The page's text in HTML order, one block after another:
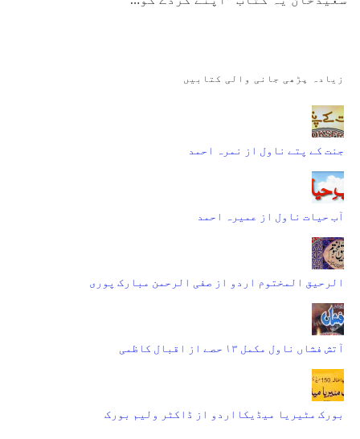
زیادہ پڑھی جانی والی کتابیں
جنت کے پتے ناول از نمرہ احمد
آب حیات ناول از عمیرہ احمد
الرحیق المختوم اردو از صفی الرحمن مبارک پوری
آتش فشاں ناول مکمل ۱۳ حصے از اقبال کاظمی
بورک مٹیریا میڈیکااردو از ڈاکٹر ولیم بورک